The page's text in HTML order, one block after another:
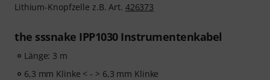
Lithium-Knopfzelle z.B. Art. 426373
the sssnake IPP1030 Instrumentenkabel
Länge: 3 m
6,3 mm Klinke < - > 6,3 mm Klinke